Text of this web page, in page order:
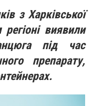
з Харківської
виявили
під час
препарату,